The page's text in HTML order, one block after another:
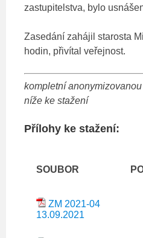
zastupitelstva, bylo
Zasedání zahájil starosta
hodin, přivítal veřejnost.
kompletní
níže ke stažení
Přílohy ke stažení:
SOUBOR
ZM 2021-04
13.09.2021